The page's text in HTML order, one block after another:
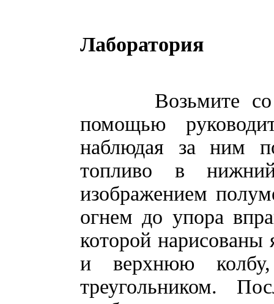
Лаборатория
Возьмите со
помощью
наблюдая за ним
топливо в
изображением
огнем до упора
которой
и верхнюю
треугольником.